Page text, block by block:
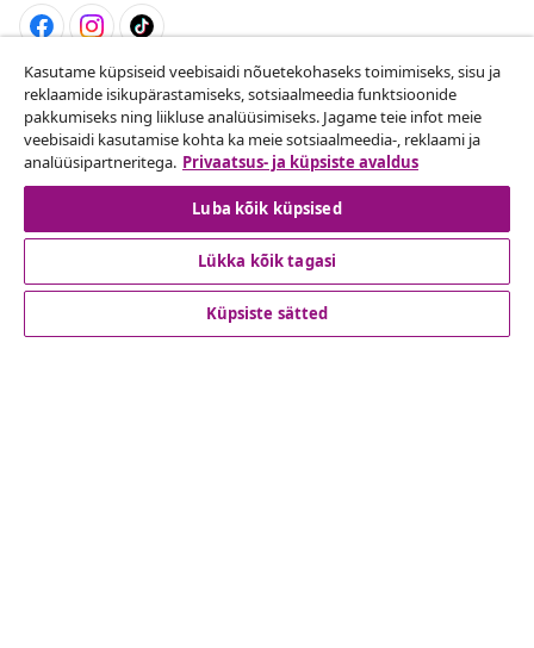
Lepingust taganemine
Esita oma tellimuse kohta tagastamissoov.
Lepingust taganemine
Klienditeenindus
Kasutame küpsiseid veebisaidi nõuetekohaseks toimimiseks, sisu ja
reklaamide isikupärastamiseks, sotsiaalmeedia funktsioonide
pakkumiseks ning liikluse analüüsimiseks. Jagame teie infot meie
veebisaidi kasutamise kohta ka meie sotsiaalmeedia-, reklaami ja
analüüsipartneritega. Privaatsus- ja küpsiste avaldus
Luba kõik küpsised
Lükka kõik tagasi
Küpsiste sätted